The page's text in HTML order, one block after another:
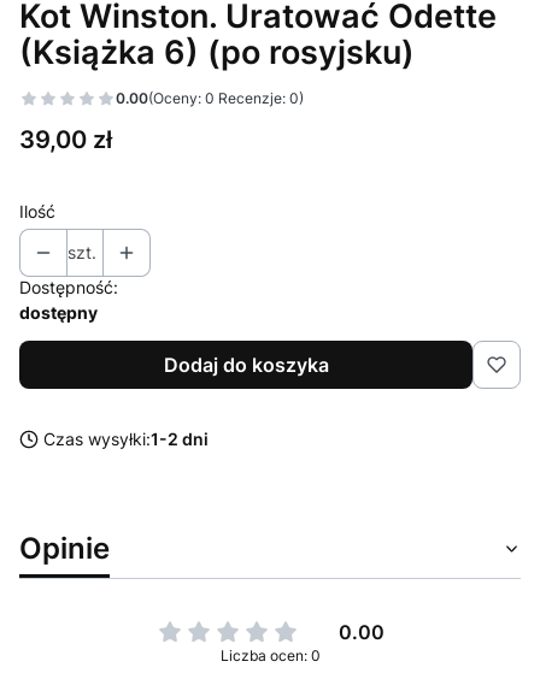
Kot Winston. Uratować Odette
(Książka 6) (po rosyjsku)
0.00(Oceny: 0 Recenzje: 0)
Cena
39,00 zł
Ilość
szt.
Dostępność:
dostępny
Dodaj do koszyka
Czas wysyłki:1-2 dni
Opinie
0.00
Liczba ocen: 0